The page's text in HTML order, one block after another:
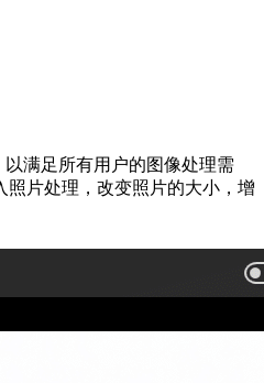
满足所有用户的图像处理需
片处理，改变照片的大小，增